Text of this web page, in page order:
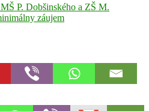
P. Dobšinského a ZŠ M.
záujem